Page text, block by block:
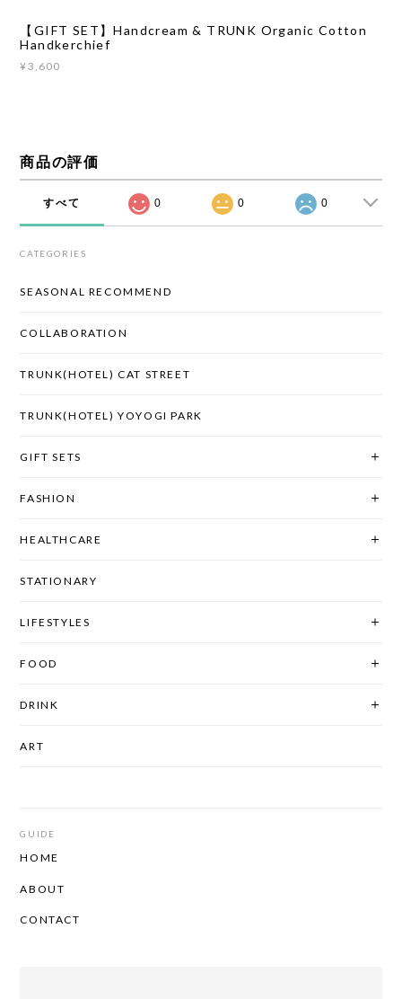
【GIFT SET】Handcream & TRUNK Organic Cotton
Handkerchief
¥3,600
商品の評価
すべて 0 0 0
CATEGORIES
SEASONAL RECOMMEND
COLLABORATION
TRUNK(HOTEL) CAT STREET
TRUNK(HOTEL) YOYOGI PARK
GIFT SETS
FASHION
HEALTHCARE
STATIONARY
LIFESTYLES
FOOD
DRINK
ART
GUIDE
HOME
ABOUT
CONTACT